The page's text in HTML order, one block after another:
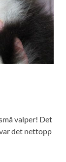
valper! Det
det nettopp